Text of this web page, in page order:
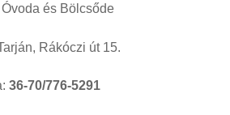
és Bölcsőde
út 15.
36-70/776-5291